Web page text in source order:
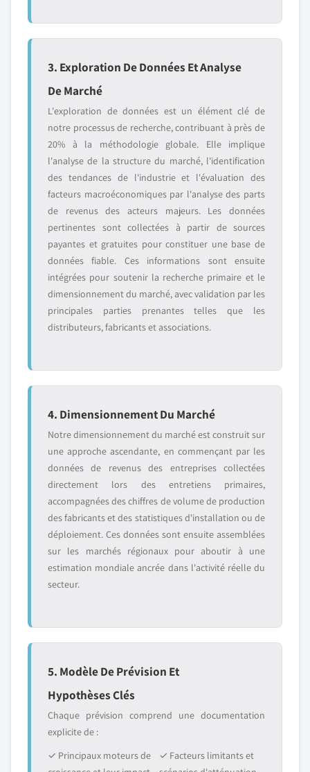
3. Exploration De Données Et Analyse
De Marché
L'exploration de données est un élément clé de
notre processus de recherche, contribuant à près de
20% à la méthodologie globale. Elle implique
l'analyse de la structure du marché, l'identification
des tendances de l'industrie et l'évaluation des
facteurs macroéconomiques par l'analyse des parts
de revenus des acteurs majeurs. Les données
pertinentes sont collectées à partir de sources
payantes et gratuites pour constituer une base de
données fiable. Ces informations sont ensuite
intégrées pour soutenir la recherche primaire et le
dimensionnement du marché, avec validation par les
principales parties prenantes telles que les
distributeurs, fabricants et associations.
4. Dimensionnement Du Marché
Notre dimensionnement du marché est construit sur
une approche ascendante, en commençant par les
données de revenus des entreprises collectées
directement lors des entretiens primaires,
accompagnées des chiffres de volume de production
des fabricants et des statistiques d'installation ou de
déploiement. Ces données sont ensuite assemblées
sur les marchés régionaux pour aboutir à une
estimation mondiale ancrée dans l'activité réelle du
secteur.
5. Modèle De Prévision Et
Hypothèses Clés
Chaque prévision comprend une documentation
explicite de :
✓ Principaux moteurs de
✓ Facteurs limitants et